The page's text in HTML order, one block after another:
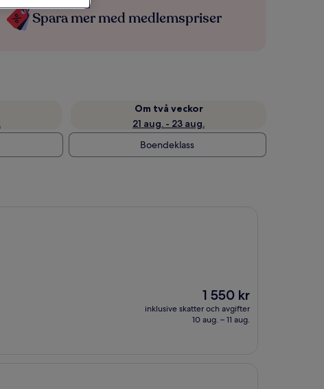
Spara mer med medlemspriser
Om två veckor
21 aug. - 23 aug.
Boendeklass
Priset
är
1 550 kr
1 550 kr
inklusive skatter och avgifter
10 aug. – 11 aug.